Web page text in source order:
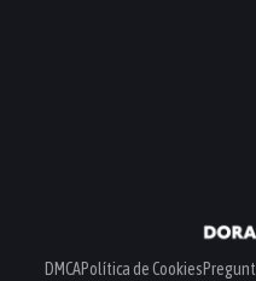
DMCAPolítica de Cookies